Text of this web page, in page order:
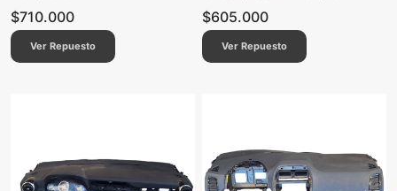
$710.000
Ver Repuesto
$605.000
Ver Repuesto